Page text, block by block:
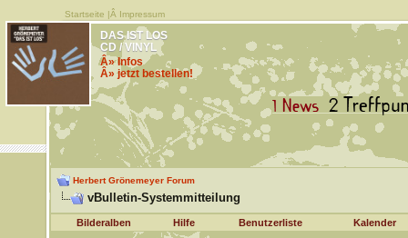
Startseite |Â Impressum
DAS IST LOS
CD / VINYL
Â» Infos
Â» jetzt bestellen!
Herbert Grönemeyer Forum
vBulletin-Systemmitteilung
Bilderalben Hilfe Benutzerliste Kalender